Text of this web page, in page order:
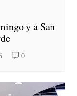
y a San
0